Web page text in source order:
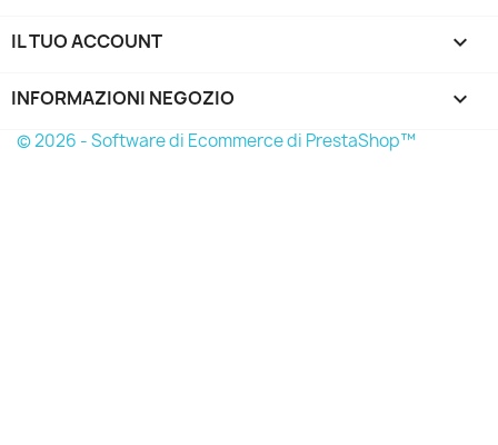
IL TUO ACCOUNT 
INFORMAZIONI NEGOZIO keyboard_arrow_down
© 2026 - Software di Ecommerce di PrestaShop™